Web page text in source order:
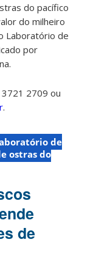
do pacífico
do milheiro
Laboratório de
por
2709 ou
.
de
ostras do
de